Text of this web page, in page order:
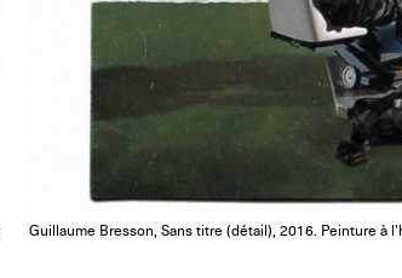
Guillaume Bresson, Sans titre (détail), 2016. Peinture à